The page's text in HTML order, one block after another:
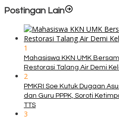
Postingan Lain
1
Mahasiswa KKN UMK
Restorasi Talang Air Demi
2
PMKRI Soe Kutuk Dugaan
dan Guru PPPK, Soroti
TTS
3